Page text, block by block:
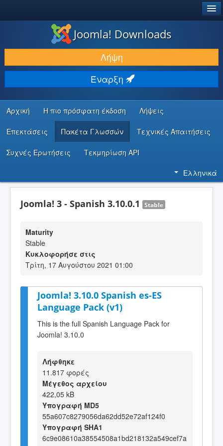
ΛΉΨΕΙΣ & ΕΠΕΚΤΆΣΕΙΣ
ΕΎΡΕΣΗ & ΜΆΘΗΣΗ
ΚΟΙΝΌΤΗΤΑ & ΥΠΟΣΤΉΡΙΞΗ
ΠΌΡΟΙ ΠΡΟΓΡΑΜΜΑΤΙΣΤΏΝ
Joomla! Downloads
Λήψη
Έναρξη
Αρχική Η πιο πρόσφατη έκδοση Λήψεις
Επεκτάσεις Πακέτα Γλωσσών Τεχνικές Απαιτήσεις
Συχνές Ερωτήσεις Τεκμηρίωση API
Ελληνικά
Joomla! 3 - Spanish 3.10.0.1 Stable
Maturity
Stable
Κυκλοφορήσε στις
Τρίτη, 17 Αυγούστου 2021 01:00
Joomla! 3.10.0 Spanish es-ES
Language Pack (v1)
This is the full Spanish Language Pack for
Joomla! 3.10.0
Λήφθηκε
11.817 φορές
Μέγεθος αρχείου
422,05 kB
Υπογραφή MD5
55a607c8279056da62dd52e72af124f0
Υπογραφή SHA1
6c9e08610a38554508a1bd218132a549cef7a